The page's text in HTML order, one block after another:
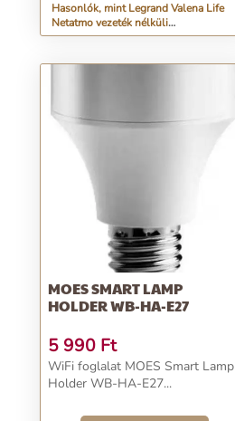
Hasonlók, mint Legrand Valena Life
Netatmo vezeték nélküli
forgatókönyv-vezérlővel Alumínium
MOES SMART LAMP
HOLDER WB-HA-E27
5 990 Ft
WiFi foglalat MOES Smart Lamp
Holder WB-HA-E27...